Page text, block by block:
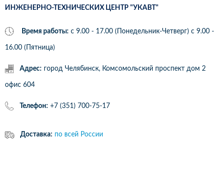
ИНЖЕНЕРНО-ТЕХНИЧЕСКИХ ЦЕНТР "УКАВТ"
Время работы: с 9.00 - 17.00 (Понедельник-Четверг) c 9.00 -
16.00 (Пятница)
Адрес: город Челябинск, Комсомольский проспект дом 2
офис 604
Телефон: +7 (351) 700-75-17
Доставка: по всей России